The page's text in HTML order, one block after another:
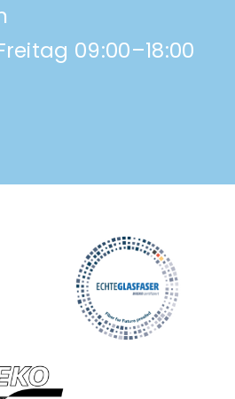
09:00–18:00